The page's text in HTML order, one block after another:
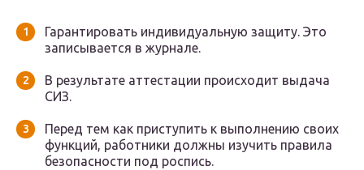
Гарантировать индивидуальную защиту. Это
записывается в журнале.
В результате аттестации происходит выдача
СИЗ.
Перед тем как приступить к выполнению своих
функций, работники должны изучить правила
безопасности под роспись.